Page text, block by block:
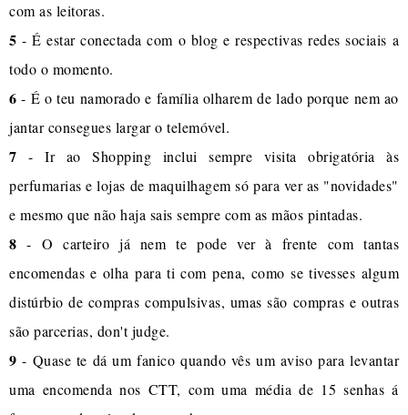
com as leitoras.
5 - É estar conectada com o blog e respectivas redes sociais a
todo o momento.
6 - É o teu namorado e família olharem de lado porque nem ao
jantar consegues largar o telemóvel.
7 - Ir ao Shopping inclui sempre visita obrigatória às
perfumarias e lojas de maquilhagem só para ver as "novidades"
e mesmo que não haja sais sempre com as mãos pintadas.
8- O carteiro já nem te pode ver à frente com tantas
encomendas e olha para ti com pena, como se tivesses algum
distúrbio de compras compulsivas, umas são compras e outras
são parcerias, don't judge.
9- Quase te dá um fanico quando vês um aviso para levantar
uma encomenda nos CTT, com uma média de 15 senhas á